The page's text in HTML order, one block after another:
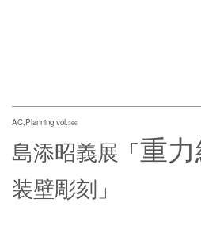
AC,Planning vol. 366
島添昭義展「 重
装壁彫刻」